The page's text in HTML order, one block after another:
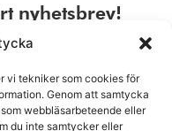
vi tekniker som cookies för
Genom att samtycka
webbläsarbeteende eller
du inte samtycker eller
nyhetsbrev!